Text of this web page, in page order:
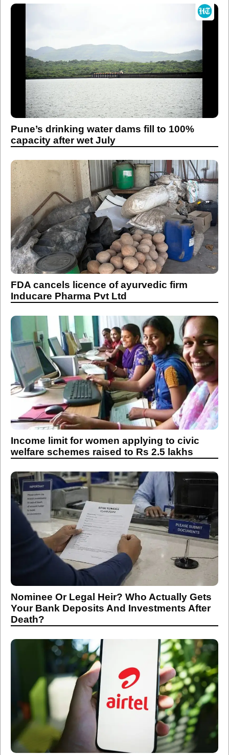
Pune’s drinking water dams fill to 100%
capacity after wet July
FDA cancels licence of ayurvedic firm
Inducare Pharma Pvt Ltd
Income limit for women applying to civic
welfare schemes raised to Rs 2.5 lakhs
Nominee Or Legal Heir? Who Actually Gets
Your Bank Deposits And Investments After
Death?